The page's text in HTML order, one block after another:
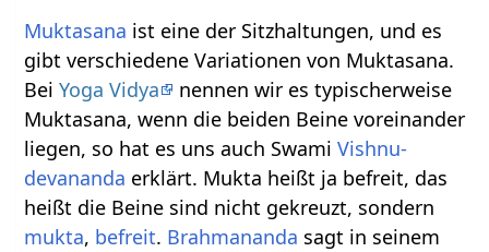
Muktasana ist eine der Sitzhaltungen, und es
gibt verschiedene Variationen von Muktasana.
BeiYoga Vidya
nennen wir es typischerweise
Muktasana, wenn die beiden Beine voreinander
liegen, so hat es uns auch SwamiVishnu-
devananda erklärt. Mukta heißt ja befreit, das
heißt die Beine sind nicht gekreuzt, sondern
mukta, befreit. Brahmananda sagt in seinem